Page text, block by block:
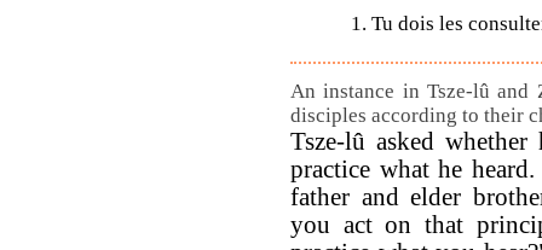
1. Tu dois les
An instance in Tsze-lû
disciples according to their
Tsze-lû asked
practice what he
father and elder
you act on that